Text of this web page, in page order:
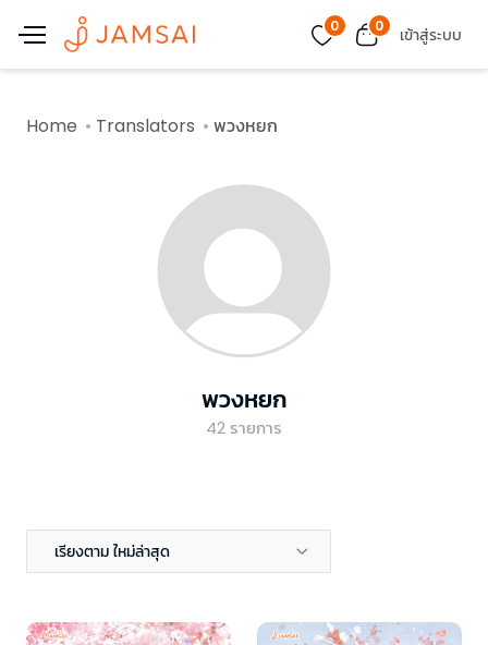
0 0 เข้าสู่ระบบ
Home Translators พวงหยก
พวงหยก
42รายการ
เรียงตาม ใหม่ล่าสุด